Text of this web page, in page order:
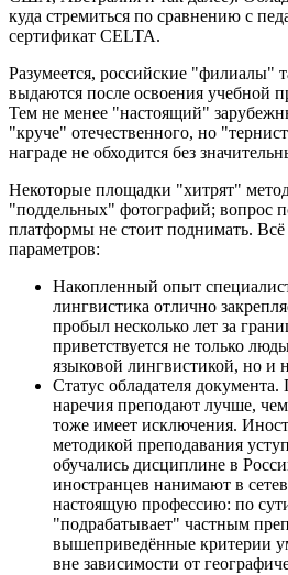
куда стремиться по сравнению с
сертификат CELTA.
Разумеется, российские "филиалы"
выдаются после освоения учебной
Тем не менее "настоящий"
"круче" отечественного, но
награде не обходится без
Некоторые площадки "хитрят"
"поддельных" фотографий; вопрос
платформы не стоит поднимать.
параметров:
Накопленный опыт
лингвистика отлично
пробыл несколько лет за
приветствуется не только
языковой лингвистикой, но и
Статус обладателя
наречия преподают лучше,
тоже имеет исключения.
методикой преподавания
обучались дисциплине в
иностранцев нанимают в
настоящую профессию: по
"подрабатывает" частным
вышеприведённые критерии
вне зависимости от